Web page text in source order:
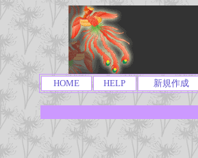
HOME HELP 新規作成